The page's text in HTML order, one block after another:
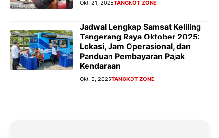
Okt. 21, 2025TANGKOT ZONE
Jadwal Lengkap Samsat Keliling
Tangerang Raya Oktober 2025:
Lokasi, Jam Operasional, dan
Panduan Pembayaran Pajak
Kendaraan
Okt. 5, 2025TANGKOT ZONE